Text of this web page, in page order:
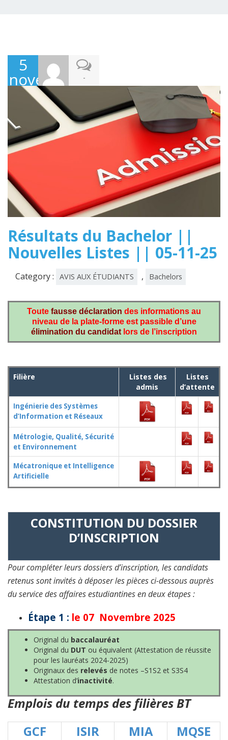
5
novembre
2025
-
Résultats du Bachelor ||
Nouvelles Listes || 05-11-25
Category : AVIS AUX ÉTUDIANTS , Bachelors
Toute fausse déclaration des informations au
niveau de la plate-forme est passible d’une
élimination du candidat lors de l’inscription
Filière
Listes des
admis
Listes
d’attente
Ingénierie des Systèmes
d’Information et Réseaux
Métrologie, Qualité, Sécurité
et Environnement
Mécatronique et Intelligence
Artificielle
CONSTITUTION DU DOSSIER
D’INSCRIPTION
Pour compléter leurs dossiers d’inscription, les candidats
retenus sont invités à déposer les pièces ci-dessous auprès
du service des affaires estudiantines en deux étapes :
Étape 1 : le 07 Novembre 2025
Original du baccalauréat
Original du DUT ou équivalent (Attestation de réussite
pour les lauréats 2024-2025)
Originaux des relevés de notes –S1S2 et S3S4
Attestation d’inactivité.
Emplois du temps des filières BT
GCF
ISIR MIA MQSE